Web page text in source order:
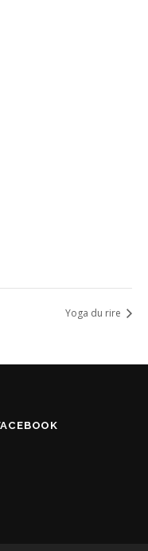
Yoga du rire